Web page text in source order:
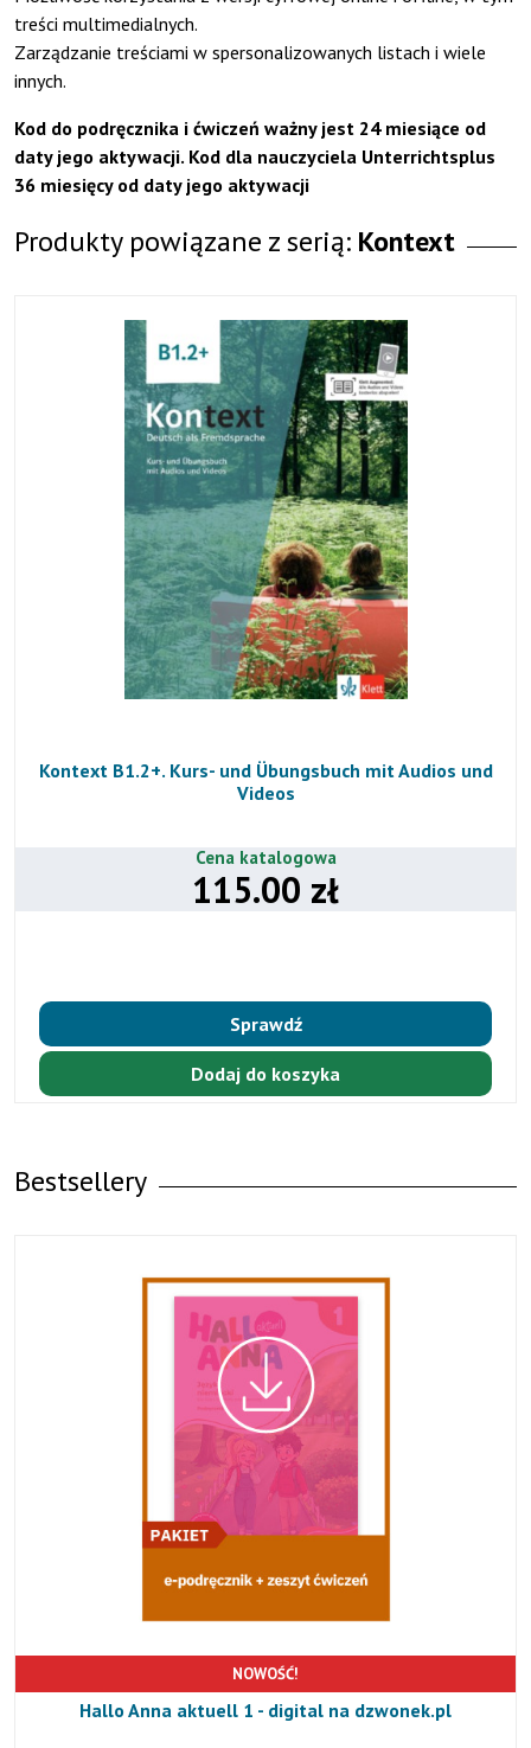
treści multimedialnych.
Zarządzanie treściami w spersonalizowanych listach i wiele
innych.
Kod do podręcznika i ćwiczeń ważny jest 24 miesiące od
daty jego aktywacji. Kod dla nauczyciela Unterrichtsplus
36 miesięcy od daty jego aktywacji
Produkty powiązane z serią: Kontext
Kontext B1.2+. Kurs- und Übungsbuch mit Audios und
Videos
Cena katalogowa
115.00 zł
Sprawdź
Dodaj do koszyka
Bestsellery
NOWOŚĆ!
Hallo Anna aktuell 1 - digital na dzwonek.pl